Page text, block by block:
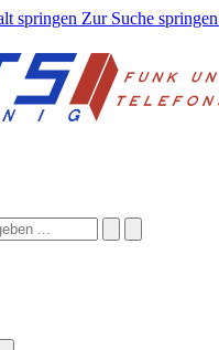
springen Zur Suche springen